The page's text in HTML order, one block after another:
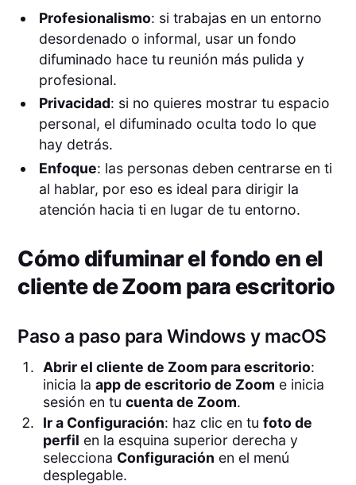
Profesionalismo: si trabajas en un entorno
desordenado o informal, usar un fondo
difuminado hace tu reunión más pulida y
profesional.
Privacidad: si no quieres mostrar tu espacio
personal, el difuminado oculta todo lo que
hay detrás.
Enfoque: las personas deben centrarse en ti
al hablar, por eso es ideal para dirigir la
atención hacia ti en lugar de tu entorno.
Cómo difuminar el fondo en el
cliente de Zoom para escritorio
Paso a paso para Windows y macOS
Abrir el cliente de Zoom para escritorio:
inicia la app de escritorio de Zoom e inicia
sesión en tu cuenta de Zoom.
Ir a Configuración: haz clic en tu foto de
perfil en la esquina superior derecha y
selecciona Configuración en el menú
desplegable.